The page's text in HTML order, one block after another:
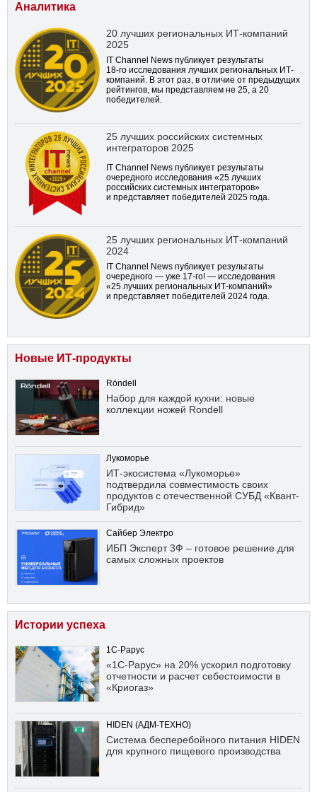
Аналитика
20 лучших региональных ИТ-компаний
2025
IT Channel News публикует результаты
18-го исследования лучших региональных ИТ-
компаний. В этот раз, в отличие от предыдущих
рейтингов, мы представляем не 25, а 20
победителей.
25 лучших российских системных
интеграторов 2025
IT Channel News публикует результаты
очередного исследования «25 лучших
российских системных интеграторов»
и представляет победителей 2025 года.
25 лучших региональных ИТ-компаний
2024
IT Channel News публикует результаты
очередного — уже 17-го! — исследования
«25 лучших региональных ИТ-компаний»
и представляет победителей 2024 года.
Новые ИТ-продукты
Röndell
Набор для каждой кухни: новые
коллекции ножей Rondell
Лукоморье
ИТ-экосистема «Лукоморье»
подтвердила совместимость своих
продуктов с отечественной СУБД «Квант-
Гибрид»
Сайбер Электро
ИБП Эксперт 3Ф – готовое решение для
самых сложных проектов
Истории успеха
1С-Рарус
«1С-Рарус» на 20% ускорил подготовку
отчетности и расчет себестоимости в
«Криогаз»
HIDEN (АДМ-ТЕХНО)
Система бесперебойного питания HIDEN
для крупного пищевого производства